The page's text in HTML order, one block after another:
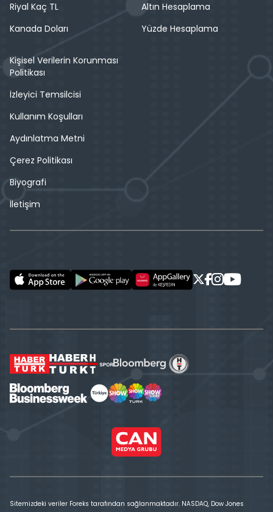
Riyal Kaç TL
Kanada Doları
Altın Hesaplama
Yüzde Hesaplama
Kişisel Verilerin Korunması
Politikası
İzleyici Temsilcisi
Kullanım Koşulları
Aydınlatma Metni
Çerez Politikası
Biyografi
İletişim
Sitemizdeki veriler Foreks tarafından sağlanmaktadır. NASDAQ, Dow Jones